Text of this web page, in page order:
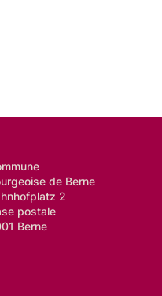
de Berne
2
postale
Berne